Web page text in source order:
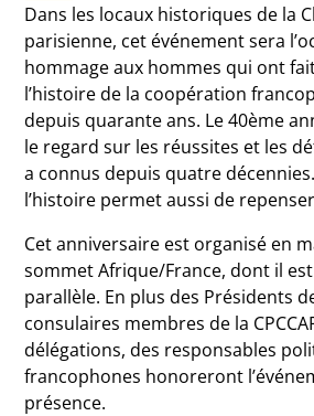
Dans les locaux historiques de la
parisienne, cet événement sera
hommage aux hommes qui ont
l’histoire de la coopération
depuis quarante ans. Le 40ème
le regard sur les réussites et les
a connus depuis quatre
l’histoire permet aussi de
Cet anniversaire est organisé en
sommet Afrique/France, dont il
parallèle. En plus des Présidents
consulaires membres de la
délégations, des responsables
francophones honoreront
présence.